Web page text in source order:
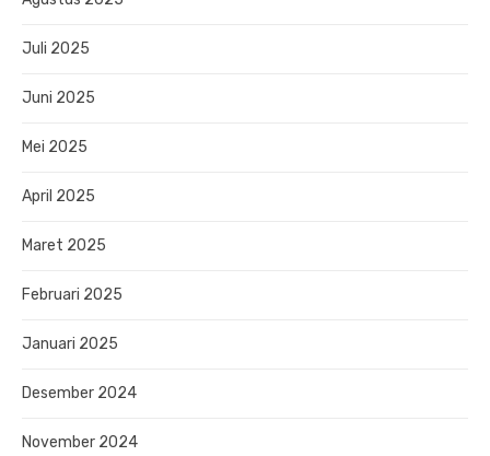
Juli 2025
Juni 2025
Mei 2025
April 2025
Maret 2025
Februari 2025
Januari 2025
Desember 2024
November 2024